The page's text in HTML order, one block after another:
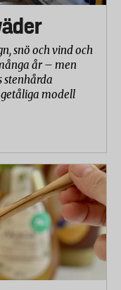
snö och vind och
år – men
stenhårda
modell